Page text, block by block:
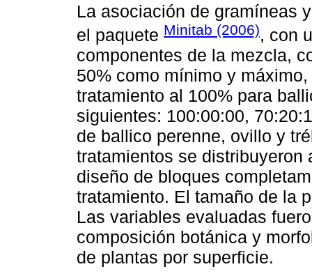
La asociación de gramíneas
el paquete Minitab (2006), con
componentes de la mezcla,
50% como mínimo y
tratamiento al 100% para
siguientes: 100:00:00,
de ballico perenne, ovillo y
tratamientos se distribuyeron
diseño de bloques
tratamiento. El tamaño de la
Las variables evaluadas
composición botánica y
de plantas por superficie.